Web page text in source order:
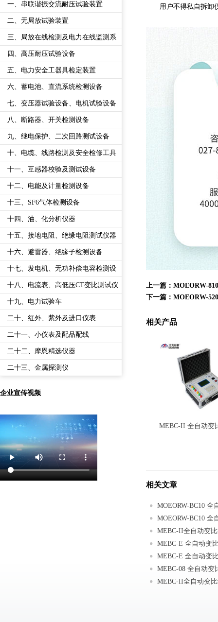
一、串联谐振交流耐压试验装置
二、无局放试验装置
三、局放在线检测及电力在线监测系
四、高压耐压试验设备
五、电力安全工器具检定装置
六、蓄电池、直流系统检测设备
七、变压器试验设备、电机试验设备
八、断路器、开关检测设备
九、继电保护、二次回路测试设备
十、电缆、线路检测及安全检修工具
十一、互感器校验及测试设备
十二、电能及计量检测设备
十三、SF6气体检测设备
十四、油、化分析仪器
十五、接地电阻、绝缘电阻测试仪器
十六、避雷器、绝缘子检测设备
十七、发电机、无功补偿电容检测设
十八、电流表、高低压CT变比测试仪
十九、电力试验车
二十、红外、紫外及进口仪表
二十一、小仪表及配品配线
二十二、摩恩精选仪器
二十三、金属探测仪
企业宣传视频
用户不得私自拆卸
上一篇： MOEORW-
下一篇： MOEORW-
相关产品
MEBC-II 全自动变
相关文章